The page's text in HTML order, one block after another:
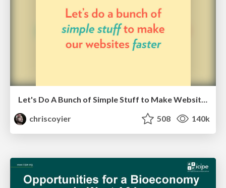
Let's Do A Bunch of Simple Stuff to Make Websites Faster
chriscoyier
508 140k